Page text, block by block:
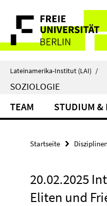
direkt
Inhalt
Service-
Navigation
Lateinamerika-Institut (LAI) /
SOZIOLOGIE
TEAM STUDIUM &
Startseite Disziplinen
20.02.2025
Eliten und